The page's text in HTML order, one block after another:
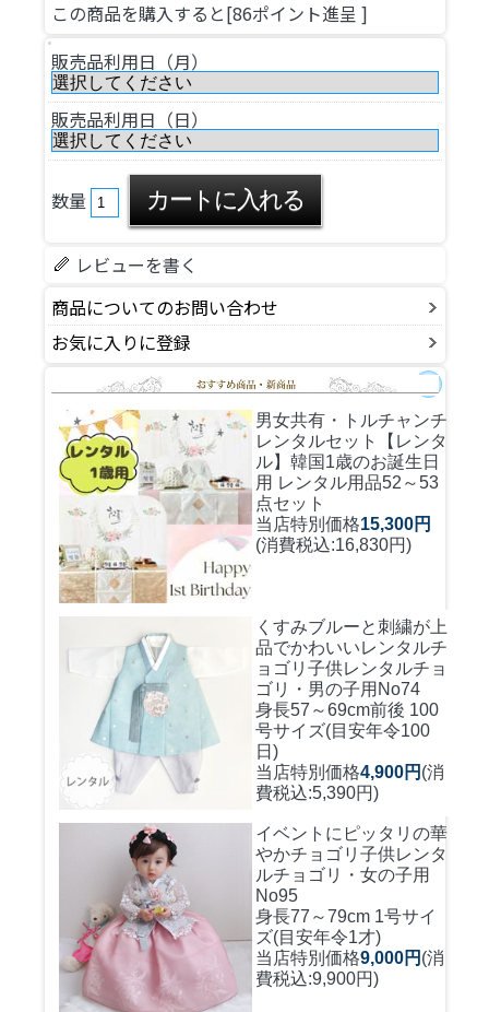
この商品を購入すると[86ポイント進呈 ]
販売品利用日（月）
販売品利用日（日）
数量
レビューを書く
商品についてのお問い合わせ
お気に入りに登録
男女共有・トルチャンチ
レンタルセット
【レンタ
ル】韓国1歳のお誕生日
用 レンタル用品52～53
点セット
当店特別価格15,300円
(消費税込:16,830円)
くすみブルーと刺繍が上
品でかわいいレンタルチ
ョゴリ 子供レンタルチョ
ゴリ・男の子用No74
身長57～69cm前後 100
号サイズ(目安年令100
日)
当店特別価格4,900円 (消
費税込:5,390円)
イベントにピッタリの華
やかチョゴリ 子供レンタ
ルチョゴリ・女の子用
No95
身長77～79cm 1号サイ
ズ(目安年令1才)
当店特別価格9,000円 (消
費税込:9,900円)